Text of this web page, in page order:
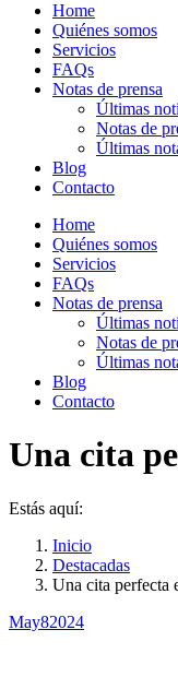
Home
Quiénes somos
Servicios
FAQs
Notas de prensa
Últimas
Notas de
Últimas
Blog
Contacto
Home
Quiénes somos
Servicios
FAQs
Notas de prensa
Últimas
Notas de
Últimas
Blog
Contacto
Una cita
Estás aquí:
Inicio
Destacadas
Una cita perfecta
May82024